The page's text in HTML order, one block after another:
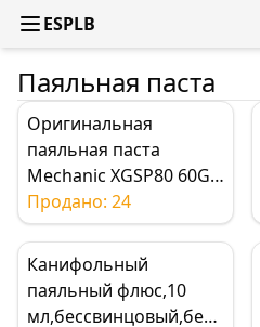
ESPLB
Паяльная паста
Оригинальная
паяльная паста
Mechanic XGSP80 60G,
температура
плавления 183℃,
флюс-паста для пайки
для ремонта чипов
PCB SMD SMT
Продано: 24
Канифольный
паяльный флюс,10
мл,бессвинцовый,безг